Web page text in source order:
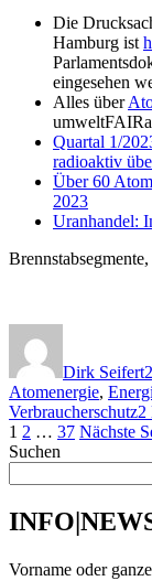
Die
Hamburg ist
eingesehen
Alles über
Quartal 1/
radioaktiv
Über 60
2023
Uranhandel:
Dirk Seifert
Atomenergie,
Verbraucherschutz2
der
Beiträge
Seite
1 Seite
2 … Seite
37 Nächste
Suchen
Vorname oder